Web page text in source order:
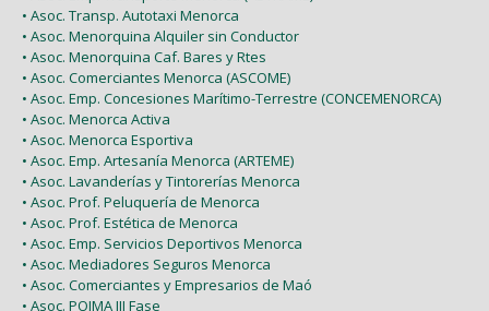
• Asoc. Transp. Autotaxi Menorca
• Asoc. Menorquina Alquiler sin Conductor
• Asoc. Menorquina Caf. Bares y Rtes
• Asoc. Comerciantes Menorca (ASCOME)
• Asoc. Emp. Concesiones Marítimo-Terrestre (CONCEMENORCA)
• Asoc. Menorca Activa
• Asoc. Menorca Esportiva
• Asoc. Emp. Artesanía Menorca (ARTEME)
• Asoc. Lavanderías y Tintorerías Menorca
• Asoc. Prof. Peluquería de Menorca
• Asoc. Prof. Estética de Menorca
• Asoc. Emp. Servicios Deportivos Menorca
• Asoc. Mediadores Seguros Menorca
• Asoc. Comerciantes y Empresarios de Maó
• Asoc. POIMA III Fase